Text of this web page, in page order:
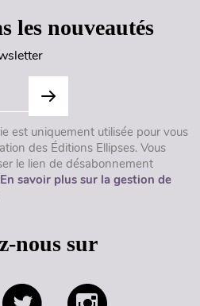
les nouveautés
est uniquement utilisée pour vous
des Éditions Ellipses. Vous
le lien de désabonnement
En savoir plus sur la gestion de
nous sur